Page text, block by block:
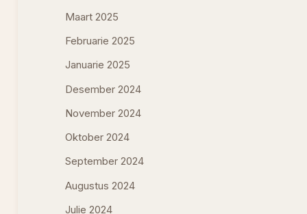
Maart 2025
Februarie 2025
Januarie 2025
Desember 2024
November 2024
Oktober 2024
September 2024
Augustus 2024
Julie 2024